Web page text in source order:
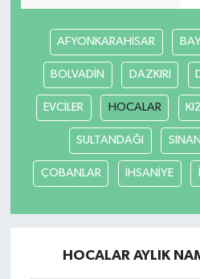
AFYONKARAHİSAR
BOLVADİN DAZKIRI
EVCİLER HOCALAR
SULTANDAĞI
ÇOBANLAR İHSANİYE
HOCALAR AYLIK
TEKNOLOJİ
YAŞAM